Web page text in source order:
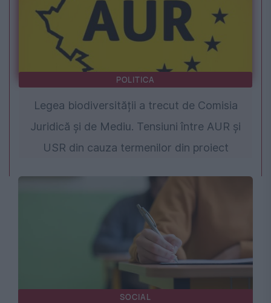
POLITICA
Legea biodiversității a trecut de Comisia
Juridică și de Mediu. Tensiuni între AUR și
USR din cauza termenilor din proiect
SOCIAL